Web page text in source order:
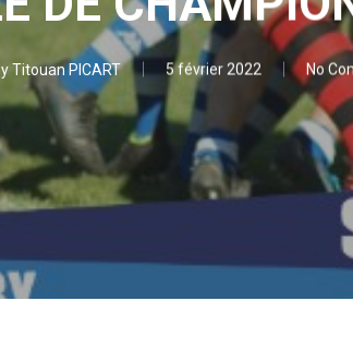
Titouan PICART 5 février 2022 No